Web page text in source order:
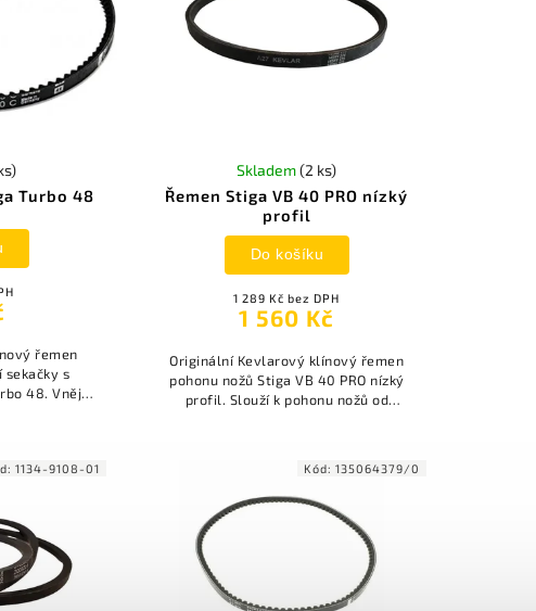
Turbo 48
řemen
sekačky s
48. Vnější
Řemen Stiga VB 40 PRO nízký
profil
Skladem(2 ks)
1 289 Kč bez DPH
1 560 Kč
Do košíku
Originální Kevlarový klínový řemen
pohonu nožů Stiga VB 40 PRO nízký
profil. Slouží k pohonu nožů od
1134-9108-01 Kód:135064379/0